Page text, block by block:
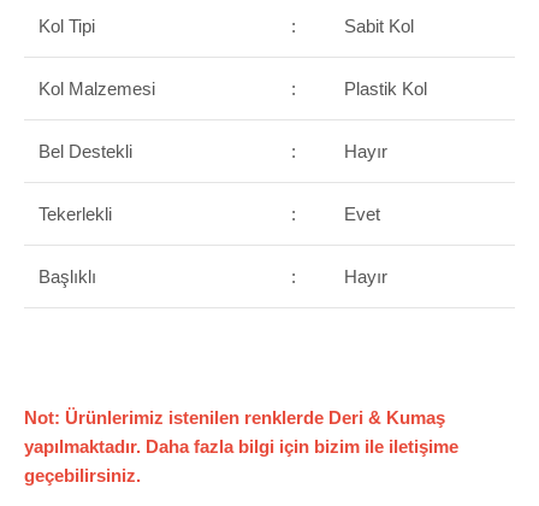
Kol Tipi : Sabit Kol
Kol Malzemesi : Plastik Kol
Bel Destekli : Hayır
Tekerlekli : Evet
Başlıklı : Hayır
Not: Ürünlerimiz istenilen renklerde Deri & Kumaş
yapılmaktadır. Daha fazla bilgi için bizim ile iletişime
geçebilirsiniz.